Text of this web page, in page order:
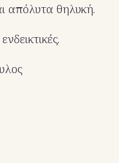
απόλυτα θηλυκή.